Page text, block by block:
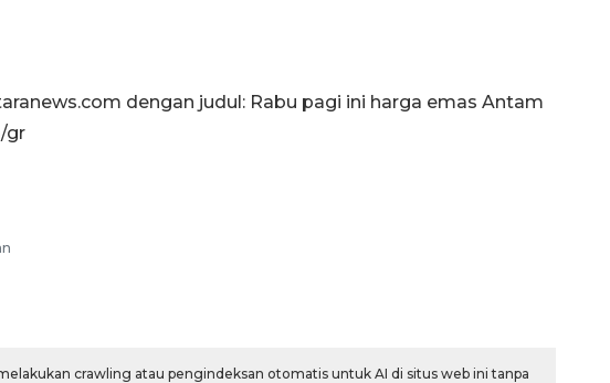
dengan judul: Rabu pagi ini harga emas Antam
gr
crawling atau pengindeksan otomatis untuk AI di situs web ini tanpa